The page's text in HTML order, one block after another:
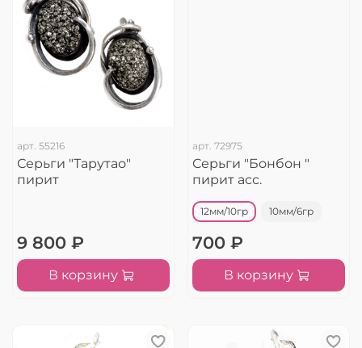
арт. 55216
Серьги "Тарутао"
пирит
9 800 ₽
В корзину
арт. 72975
Серьги "Бонбон "
пирит асс.
12мм/10гр 10мм/6гр
700 ₽
В корзину